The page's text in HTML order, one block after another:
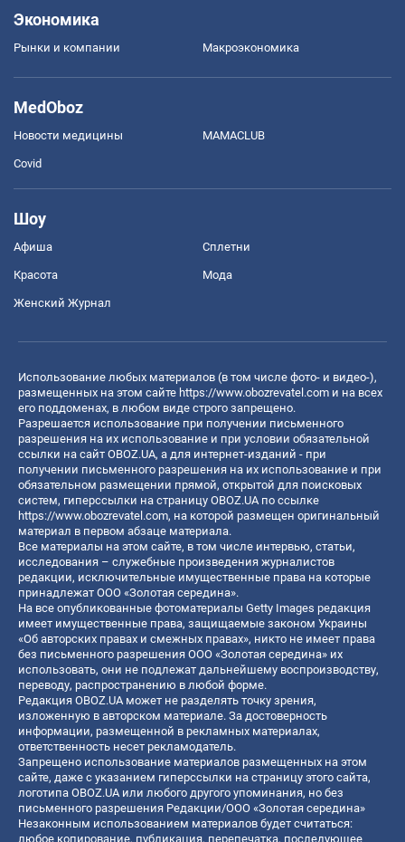
Экономика
Рынки и компании Mакроэкономика
MedOboz
Новости медицины MAMACLUB
Covid
Шоу
Афиша Сплетни
Красота Мода
Женский Журнал
Использование любых материалов (в том числе фото- и видео-),
размещенных на этом сайте https://www.obozrevatel.com и на всех
его поддоменах, в любом виде строго запрещено.
Разрешается использование при получении письменного
разрешения на их использование и при условии обязательной
ссылки на сайт OBOZ.UA, а для интернет-изданий - при
получении письменного разрешения на их использование и при
обязательном размещении прямой, открытой для поисковых
систем, гиперссылки на страницу OBOZ.UA по ссылке
https://www.obozrevatel.com, на которой размещен оригинальный
материал в первом абзаце материала.
Все материалы на этом сайте, в том числе интервью, статьи,
исследования – служебные произведения журналистов
редакции, исключительные имущественные права на которые
принадлежат ООО «Золотая середина».
На все опубликованные фотоматериалы Getty Images редакция
имеет имущественные права, защищаемые законом Украины
«Об авторских правах и смежных правах», никто не имеет права
без письменного разрешения ООО «Золотая середина» их
использовать, они не подлежат дальнейшему воспроизводству,
переводу, распространению в любой форме.
Редакция OBOZ.UA может не разделять точку зрения,
изложенную в авторском материале. За достоверность
информации, размещенной в рекламных материалах,
ответственность несет рекламодатель.
Запрещено использование материалов размещенных на этом
сайте, даже с указанием гиперссылки на страницу этого сайта,
логотипа OBOZ.UA или любого другого упоминания, но без
письменного разрешения Редакции/ООО «Золотая середина»
Незаконным использованием материалов будет считаться:
любое копирование, публикация, перепечатка, последующее